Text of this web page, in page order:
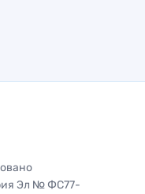
Эл № ФС77-